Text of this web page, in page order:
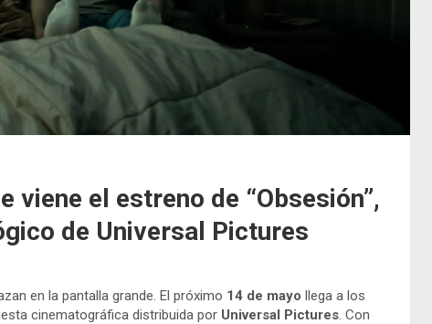
viene el estreno de “Obsesión”,
de Universal Pictures
en la pantalla grande. El próximo 14 de mayo llega a los
cinematográfica distribuida por Universal Pictures. Con